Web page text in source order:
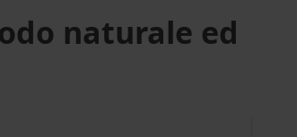
naturale ed